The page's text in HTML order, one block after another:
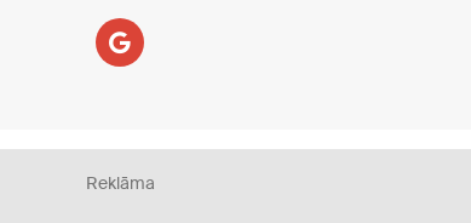
Reklāma